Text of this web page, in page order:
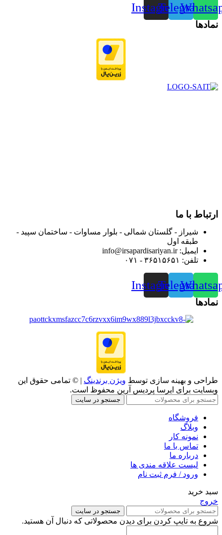
Telegram
Instagram
نمادها
ارتباط با ما
شیراز - گلستان شمالی - بلوار مساوات - ساختمان سپید -
طبقه اول
ایمیل: info@irsapardisariyan.ir
تلفن: ۳۶۵۱۵۶۵۱ - ۰۷۱
Telegram
Instagram
نمادها
طراحی و بهینه سازی توسط ویژن برندینگ | © تمامی حقوق این
وبسایت برای ایرسا پردیس آرین محفوظ است.
جستجو در سایت
فروشگاه
وبلاگ
نمونه کار
تماس با ما
درباره ما
لیست علاقه مندی ها
ورود / فرم ثبت نام
سبد خرید
خروج
جستجو در سایت
شروع به تایپ کردن برای دیدن محصولاتی که دنبال آن هستید.